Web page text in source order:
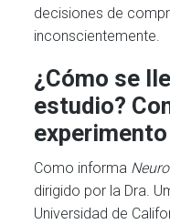
decisiones de
inconscientemente.
¿Cómo se
estudio?
experimento
Como informa
dirigido por la Dra.
Universidad de